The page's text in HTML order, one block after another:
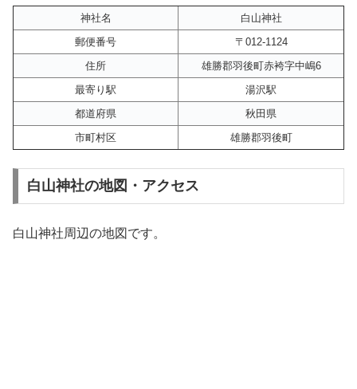
神社名
白山神社
郵便番号
〒012-1124
住所
雄勝郡羽後町赤袴字中嶋6
最寄り駅
湯沢駅
都道府県
秋田県
市町村区
雄勝郡羽後町
白山神社の地図・アクセス
白山神社周辺の地図です。